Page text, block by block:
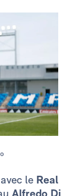
le Real
Alfredo Di